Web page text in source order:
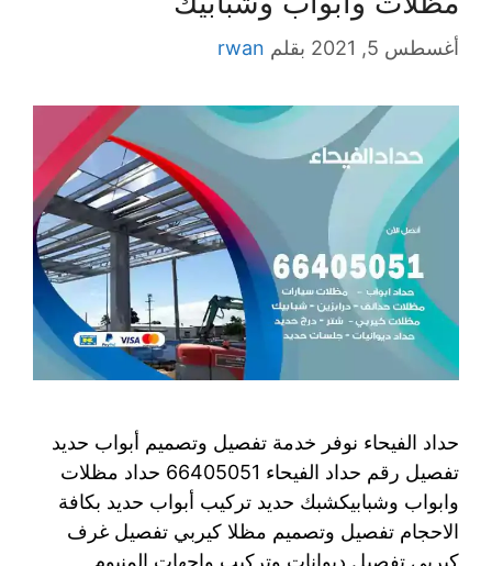
أغسطس 5, 2021 بقلم rwan
حداد الفيحاء نوفر خدمة تفصيل وتصميم أبواب حديد
تفصيل رقم حداد الفيحاء 66405051 حداد مظلات
وابواب وشبابيكشبك حديد تركيب أبواب حديد بكافة
الاحجام تفصيل وتصميم مظلا كيربي تفصيل غرف
كيربي تفصيل ديوانات وتركيب واجهات المنيوم